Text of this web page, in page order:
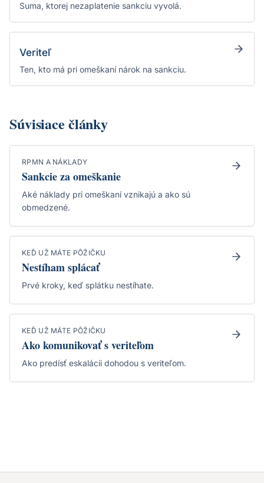
Suma, ktorej nezaplatenie sankciu vyvolá.
Veriteľ
Ten, kto má pri omeškaní nárok na sankciu.
Súvisiace články
RPMN A NÁKLADY
Sankcie za omeškanie
Aké náklady pri omeškaní vznikajú a ako sú
obmedzené.
KEĎ UŽ MÁTE PÔŽIČKU
Nestíham splácať
Prvé kroky, keď splátku nestíhate.
KEĎ UŽ MÁTE PÔŽIČKU
Ako komunikovať s veriteľom
Ako predísť eskalácii dohodou s veriteľom.